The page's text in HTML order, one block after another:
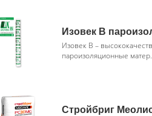
Изовек В
Изовек В –
пароизоляционные
Стройбриг